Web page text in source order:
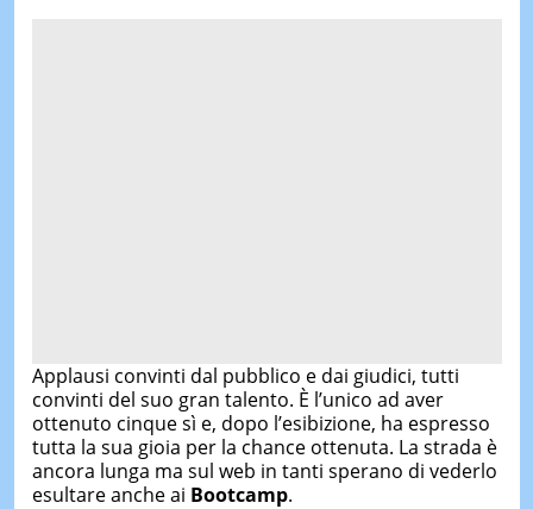
Applausi convinti dal pubblico e dai giudici, tutti
convinti del suo gran talento. È l’unico ad aver
ottenuto cinque sì e, dopo l’esibizione, ha espresso
tutta la sua gioia per la chance ottenuta. La strada è
ancora lunga ma sul web in tanti sperano di vederlo
esultare anche ai Bootcamp.